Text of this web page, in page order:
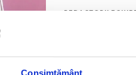
Consimțământ
REDACTORII